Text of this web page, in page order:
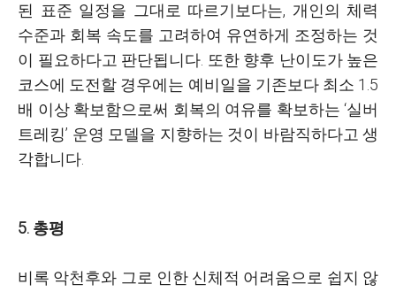
된 표준 일정을 그대로 따르기보다는, 개인의 체력
수준과 회복 속도를 고려하여 유연하게 조정하는 것
이 필요하다고 판단됩니다. 또한 향후 난이도가 높은
코스에 도전할 경우에는 예비일을 기존보다 최소 1.5
배 이상 확보함으로써 회복의 여유를 확보하는 ‘실버
트레킹’ 운영 모델을 지향하는 것이 바람직하다고 생
각합니다.
5. 총평
비록 악천후와 그로 인한 신체적 어려움으로 쉽지 않